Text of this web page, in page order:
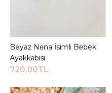
Sepete Ekle
Beyaz Nena İsimli Bebek
Ayakkabısı
720,00TL